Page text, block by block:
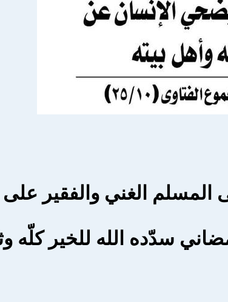
الغني والفقير على
سدّده الله للخير كلّه